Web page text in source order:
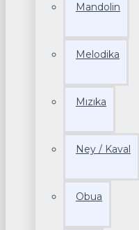
Mandolin
Melodika
Mızıka
Ney / Kaval
Obua